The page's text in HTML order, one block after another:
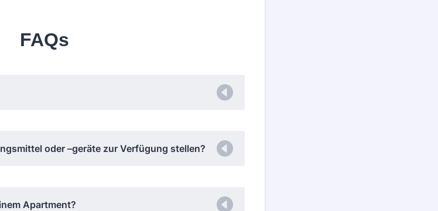
FAQs
oder –geräte zur Verfügung stellen?
Apartment?